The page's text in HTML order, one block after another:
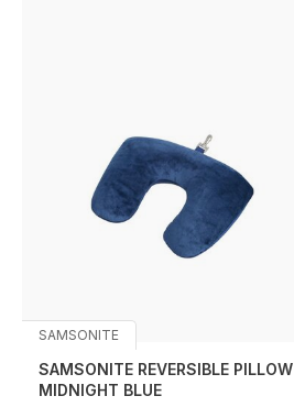
SAMSONITE
SAMSONITE REVERSIBLE PILLOW
MIDNIGHT BLUE